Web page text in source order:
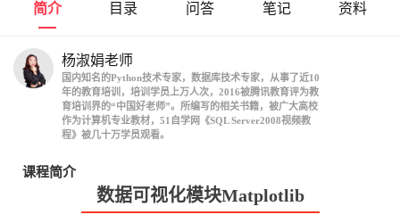
简介 目录 问答 笔记 资料
杨淑娟老师
国内知名的Python技术专家，数据库技术专家，从事了近10
年的教育培训，培训学员上万人次，2016被腾讯教育评为教
育培训界的“中国好老师”。所编写的相关书籍，被广大高校
作为计算机专业教材，51自学网《SQL Server2008视频教
程》被几十万学员观看。
课程简介
数据可视化模块Matplotlib